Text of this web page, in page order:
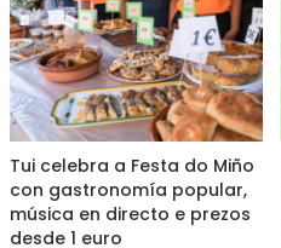
Tui celebra a Festa do Miño
con gastronomía popular,
música en directo e prezos
desde 1 euro